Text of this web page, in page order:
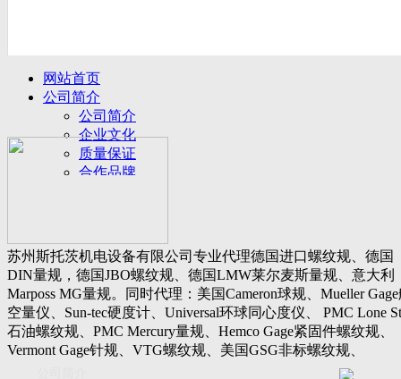
网站首页
公司简介
公司简介
企业文化
质量保证
合作品牌
公司新闻
行业动态
设备展厅
资料下载
视频下载
资料下载
软件下载
苏州斯托茨机电设备有限公司专业代理德国进口螺纹规、德国
DIN量规，德国JBO螺纹规、德国LMW莱尔麦斯量规、意大利
Marposs MG量规。同时代理：美国Cameron球规、Mueller
空量仪、Sun-tec硬度计、Universal环球同心度仪、 PMC Lone
石油螺纹规、PMC Mercury量规、Hemco Gage紧固件螺纹规、
Vermont Gage针规、VTG螺纹规、美国GSG非标螺纹规、
Threadcheck航空螺纹规、 Westport医疗螺纹规、英国